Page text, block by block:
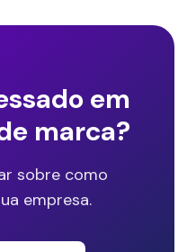
em
marca?
sobre como
empresa.